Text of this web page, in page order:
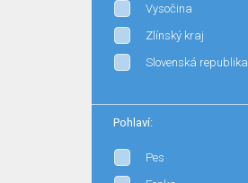
Vysočina
Zlínský kraj
Slovenská republika
Pohlaví:
Pes